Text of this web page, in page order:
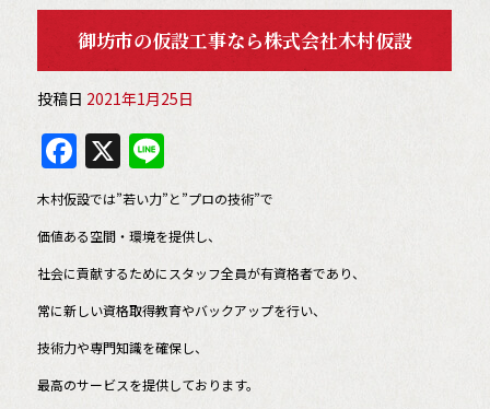
御坊市の仮設工事なら株式会社木村仮設
投稿日 2021年1月25日
F
a
c
e
b
o
o
k
X Li
n
e
木村仮設では”若い力”と”プロの技術”で
価値ある空間・環境を提供し、
社会に貢献するためにスタッフ全員が有資格者であり、
常に新しい資格取得教育やバックアップを行い、
技術力や専門知識を確保し、
最高のサービスを提供しております。